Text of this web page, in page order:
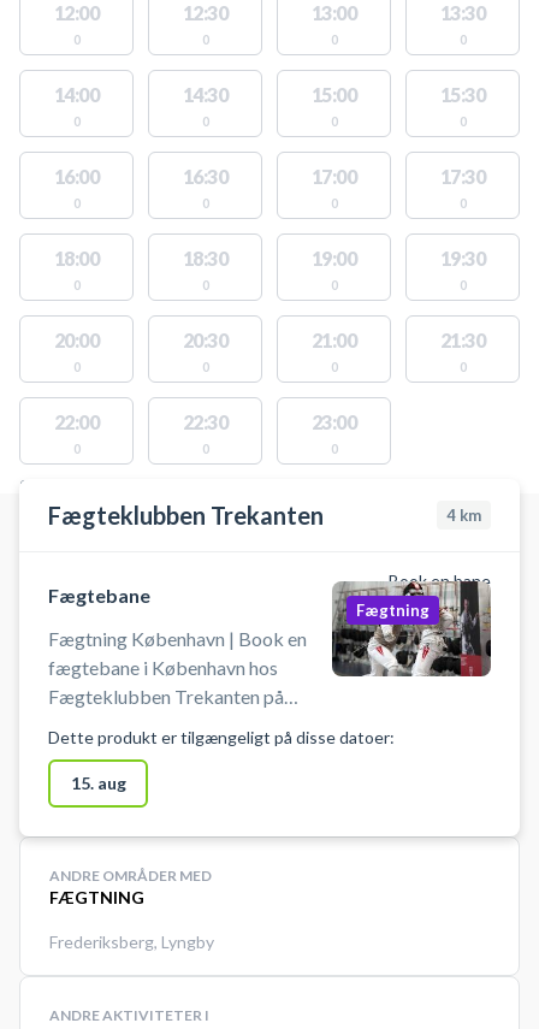
12:00
0
12:30
0
13:00
0
13:30
0
14:00
0
14:30
0
15:00
0
15:30
0
16:00
0
16:30
0
17:00
0
17:30
0
18:00
0
18:30
0
19:00
0
19:30
0
20:00
0
20:30
0
21:00
0
21:30
0
22:00
0
22:30
0
23:00
0
STEDER MED LEDIGE AKTIVITETER
Fægteklubben Trekanten 4 km
Book en bane
Fægtebane
Fægtning København | Book en
fægtebane i København hos
Fægteklubben Trekanten på
prøv kræfter med en af verdens
hurtigste og mest taktiske
sportsgrene i professionelle
omgivelser ved Ryparken på
Østerbro i København.
Fægtning
Dette produkt er tilgængeligt på disse datoer:
15. aug
ANDRE OMRÅDER MED
FÆGTNING
Frederiksberg, Lyngby
ANDRE AKTIVITETER I